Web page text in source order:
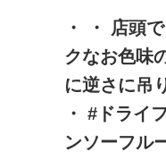
・ ・ 店頭
クなお色味
に逆さに吊
・ #ドライ
ンソーフル